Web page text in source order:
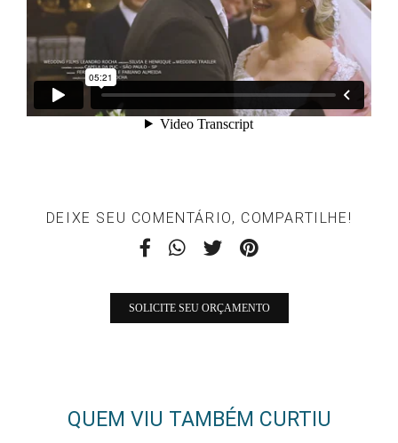
DEIXE SEU COMENTÁRIO, COMPARTILHE!
SOLICITE SEU ORÇAMENTO
QUEM VIU TAMBÉM CURTIU